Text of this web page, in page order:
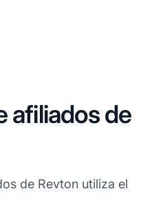
afiliados de
de Revton utiliza el